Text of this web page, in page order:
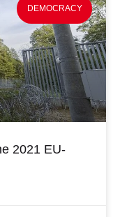
DEMOCRACY
2021 EU-